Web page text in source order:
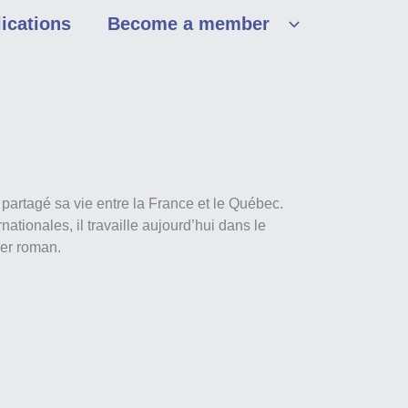
Become a member
sa vie entre la France et le Québec.
il travaille aujourd’hui dans le
roman.